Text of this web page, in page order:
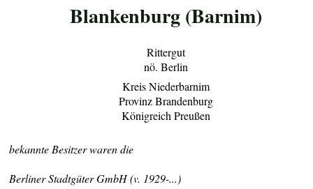
Blankenburg (Barnim)
Rittergut
nö. Berlin
Kreis Niederbarnim
Provinz Brandenburg
Königreich Preußen
bekannte Besitzer waren die
Berliner Stadtgüter GmbH (v. 1929-...)